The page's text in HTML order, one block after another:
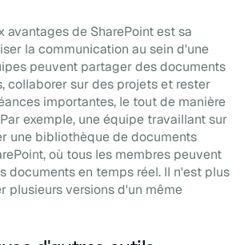
avantages de SharePoint est sa
la communication au sein d'une
peuvent partager des documents
collaborer sur des projets et rester
importantes, le tout de manière
exemple, une équipe travaillant sur
une bibliothèque de documents
où tous les membres peuvent
documents en temps réel. Il n'est plus
plusieurs versions d'un même